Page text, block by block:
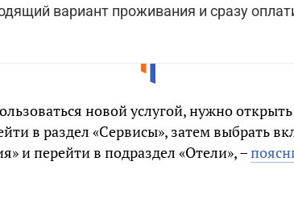
вариант проживания и сразу
новой услугой, нужно
в раздел «Сервисы», затем выбрать
и перейти в подраздел «Отели», –